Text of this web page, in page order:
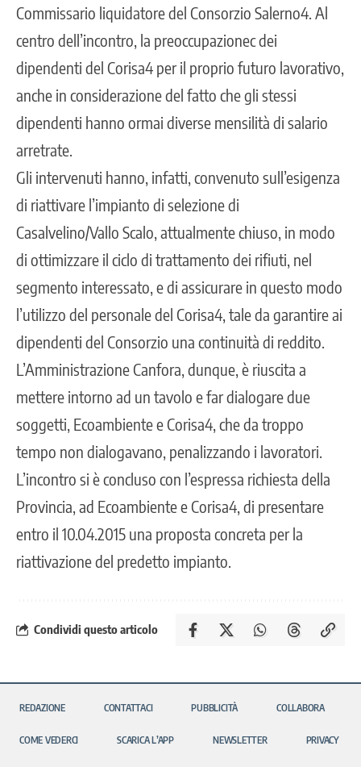
Commissario liquidatore del Consorzio Salerno4. Al
centro dell’incontro, la preoccupazionec dei
dipendenti del Corisa4 per il proprio futuro lavorativo,
anche in considerazione del fatto che gli stessi
dipendenti hanno ormai diverse mensilità di salario
arretrate.
Gli intervenuti hanno, infatti, convenuto sull’esigenza
di riattivare l’impianto di selezione di
Casalvelino/Vallo Scalo, attualmente chiuso, in modo
di ottimizzare il ciclo di trattamento dei rifiuti, nel
segmento interessato, e di assicurare in questo modo
l’utilizzo del personale del Corisa4, tale da garantire ai
dipendenti del Consorzio una continuità di reddito.
L’Amministrazione Canfora, dunque, è riuscita a
mettere intorno ad un tavolo e far dialogare due
soggetti, Ecoambiente e Corisa4, che da troppo
tempo non dialogavano, penalizzando i lavoratori.
L’incontro si è concluso con l’espressa richiesta della
Provincia, ad Ecoambiente e Corisa4, di presentare
entro il 10.04.2015 una proposta concreta per la
riattivazione del predetto impianto.
Condividi questo articolo
REDAZIONE CONTATTACI PUBBLICITÀ COLLABORA
COME VEDERCI SCARICA L’APP NEWSLETTER PRIVACY